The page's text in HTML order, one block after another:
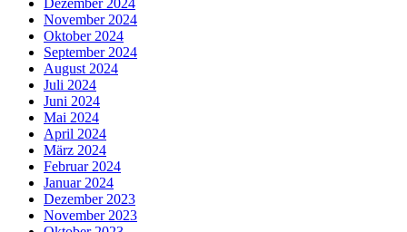
November 2024
Oktober 2024
September 2024
August 2024
Juli 2024
Juni 2024
Mai 2024
April 2024
März 2024
Februar 2024
Januar 2024
Dezember 2023
November 2023